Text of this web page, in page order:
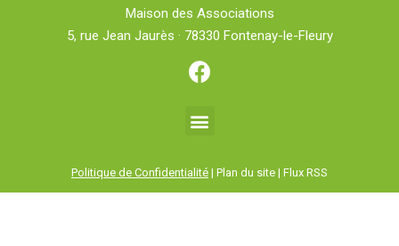
Maison des Associations
5, rue Jean Jaurès · 78330 Fontenay-le-Fleury
Politique de Confidentialité | Plan du site | Flux RSS